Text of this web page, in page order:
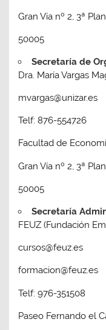
Gran Vía nº 2, 3ª
50005
Secretaría de
Dra. María Vargas
mvargas@unizar.es
Telf: 876-554726
Facultad de
Gran Vía nº 2, 3ª
50005
Secretaría
FEUZ (Fundación
cursos@feuz.es
formacion@feuz.es
Telf: 976-351508
Paseo Fernando el